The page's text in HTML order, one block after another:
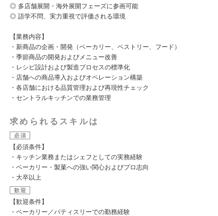
◎ 多店舗展開・海外展開フェーズに参画可能
◎ 語学不問、実力重視で評価される環境
【業務内容】
・新商品の企画・開発（ベーカリー、ペストリー、フード）
・季節商品の開発およびメニュー改善
・レシピ設計および製造プロセスの標準化
・店舗への商品導入およびオペレーション構築
・各店舗における品質管理および再現性チェック
・セントラルキッチンでの業務管理
求められるスキルは
必須
【必須条件】
・キッチン業務またはシェフとしての実務経験
・ベーカリー・製菓への強い関心およびプロ志向
・大卒以上
歓迎
【歓迎条件】
・ベーカリー／パティスリーでの勤務経験